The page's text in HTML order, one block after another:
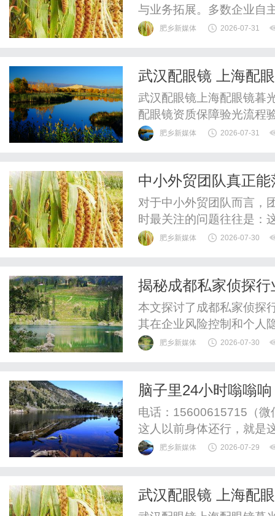
与业务拓展。多数企业自
无序、流量质量不稳定、
与预算分配逻辑。俐麸科
肥乡新媒体 2026-07-31
武汉配眼镜 上海配
武汉配眼镜上海配眼镜暮
配眼镜资质保障验光流程
惠，兼顾高专业度与高性
肥乡新媒体 2026-07-31
中小外贸团队真正
对于中小外贸团队而言，
时最关注的问题往往是：
中的实际难题，而不是增
AI与客户管理工具整合在
肥乡新媒体 2026-07-30
揭秘成都私家侦探
本文探讨了成都私家侦探
其在企业风险控制和个人
势。肥乡新媒体 2026-07-30
脑子里24小时嗡嗡
方子补上去，声音自
电话：15600615715（微
这人以前身体还行，就是
耳鸣，而是一种沉闷的、
工作压力大，带他看了不
肥乡新媒体 2026-07-29
武汉配眼镜 上海配